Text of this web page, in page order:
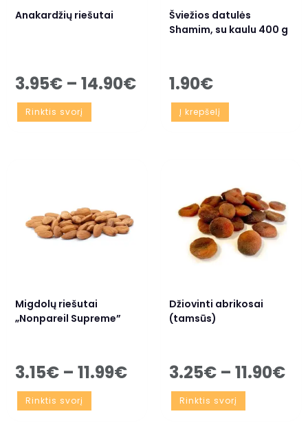
Anakardžių riešutai
3.95€ – 14.90€
Rinktis svorį
Šviežios datulės
Shamim, su kaulu 400 g
1.90€
Į krepšelį
Migdolų riešutai
„Nonpareil Supreme”
3.15€ – 11.99€
Rinktis svorį
Džiovinti abrikosai
(tamsūs)
3.25€ – 11.90€
Rinktis svorį